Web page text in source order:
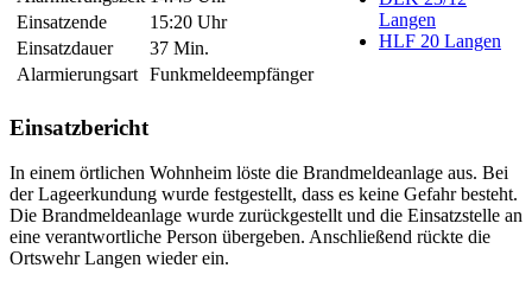
Einsatzende
15:20 Uhr
Einsatzdauer
37 Min.
Alarmierungsart Funkmeldeempfänger
Langen
HLF 20 Langen
Einsatzbericht
In einem örtlichen Wohnheim löste die Brandmeldeanlage aus. Bei
der Lageerkundung wurde festgestellt, dass es keine Gefahr besteht.
Die Brandmeldeanlage wurde zurückgestellt und die Einsatzstelle an
eine verantwortliche Person übergeben. Anschließend rückte die
Ortswehr Langen wieder ein.